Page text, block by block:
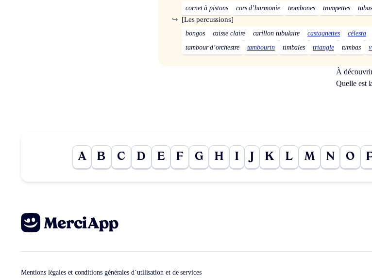
cornet à pistons cors d’harmonie trombones trompettes tubas
[Les percussions]
↪
bongos caisse claire carillon tubulaire castagnettes célesta
tambour d’orchestre
tambourin timbales triangle tumbas
À
Quelle est
A B C D E F G H I K L M N O
Mentions légales et conditions générales d’utilisation et de services